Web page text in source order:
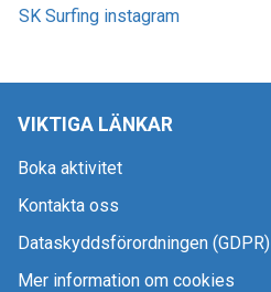
SK Surfing instagram
VIKTIGA LÄNKAR
Boka aktivitet
Kontakta oss
Dataskyddsförordningen (GDPR)
Mer information om cookies